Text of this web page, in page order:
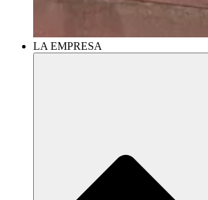
LA EMPRESA